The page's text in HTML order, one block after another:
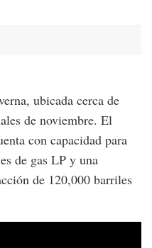
ubicada cerca de
de noviembre. El
con capacidad para
de gas LP y una
de 120,000 barriles